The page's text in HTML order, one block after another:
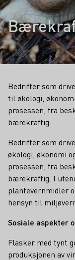
Bedrifter som
til økologi,
prosessen, fra
bærekraftig.
Bedrifter som
økologi, økonomi
prosessen, fra
bærekraftig. I
plantevernmidler
hensyn til
Sosiale aspekter
Flasker med tynt
produksjonen av